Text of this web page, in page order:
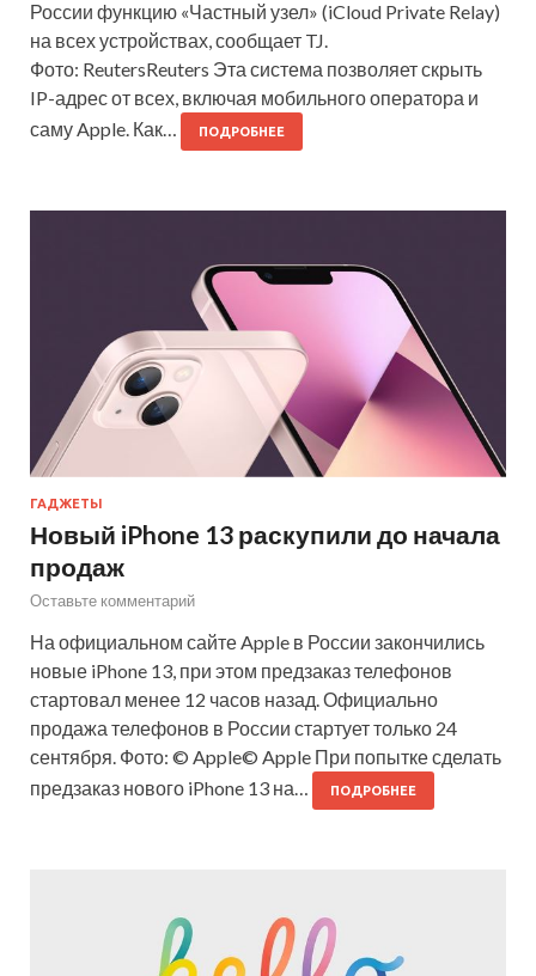
России функцию «Частный узел» (iCloud Private Relay)
на всех устройствах, сообщает TJ.
Фото: ReutersReuters Эта система позволяет скрыть
IP-адрес от всех, включая мобильного оператора и
саму Apple. Как…
ПОДРОБНЕЕ
ГАДЖЕТЫ
Новый iPhone 13 раскупили до начала
продаж
Оставьте комментарий
На официальном сайте Apple в России закончились
новые iPhone 13, при этом предзаказ телефонов
стартовал менее 12 часов назад. Официально
продажа телефонов в России стартует только 24
сентября. Фото: © Apple© Apple При попытке сделать
предзаказ нового iPhone 13 на…
ПОДРОБНЕЕ